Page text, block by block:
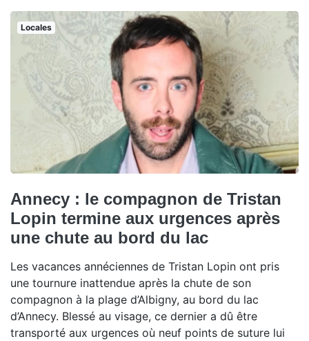
Locales
Annecy : le compagnon de Tristan
Lopin termine aux urgences après
une chute au bord du lac
Les vacances annéciennes de Tristan Lopin ont pris
une tournure inattendue après la chute de son
compagnon à la plage d’Albigny, au bord du lac
d’Annecy. Blessé au visage, ce dernier a dû être
transporté aux urgences où neuf points de suture lui